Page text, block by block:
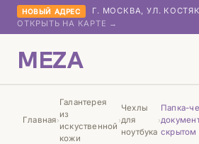
НОВЫЙ АДРЕС Г. МОСКВА, УЛ.
ОТКРЫТЬ НА КАРТЕ →
MEZA
Главная›
Галантерея
из
искуственной
кожи
›
Чехлы
для
ноутбука
›
Папка-
скрытом